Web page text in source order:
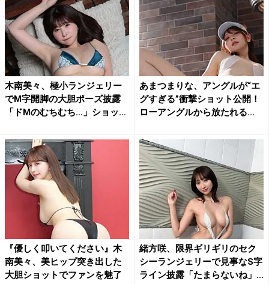
木南美々、極小ランジェリー
でM字開脚の大胆ポーズ披露
「ドMのむちむち…」ショッ
あまつまりな、アングルが“エ
グすぎる”衝撃ショット公開！
ローアングルから放たれる...
『優しく叩いてください』木
南美々、美ヒップ突き出した
大胆ショットでファンを魅了
緒方咲、限界ギリギリのセク
シーランジェリーで見事なS字
ライン披露「たまらないね」...